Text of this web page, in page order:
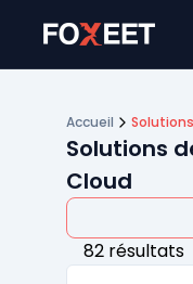
Accueil
Solutions
Cloud
82 résultats